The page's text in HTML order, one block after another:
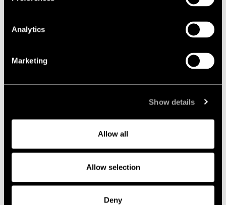
Analytics
Marketing
Show details
Allow all
Allow selection
Deny
Lindahls Karriärdag i Uppsala 2026
mer om vardagen på en affärsjuridisk
ansöka om en plats på vår Karriärdag i Uppsala